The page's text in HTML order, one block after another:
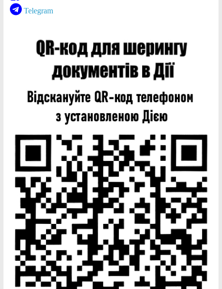
Telegram